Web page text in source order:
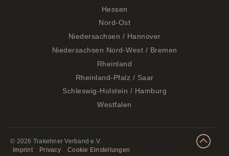
Hessen
Nord-Ost
Niedersachsen / Hannover
Niedersachsen Nord-West / Bremen
Rheinland
Rheinland-Pfalz / Saar
Schleswig-Holstein / Hamburg
Westfalen
© 2026 Trakehner Verband e.V.
Imprint
Privacy Cookie Einstellungen